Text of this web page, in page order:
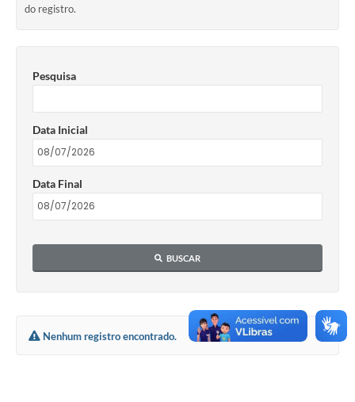
do registro.
Pesquisa
Data Inicial
Data Final
BUSCAR
Nenhum registro encontrado.